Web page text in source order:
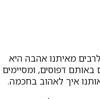
מאיתנו אהבה היא
דפוסים, ומסיימים
איך לאהוב בחכמה.